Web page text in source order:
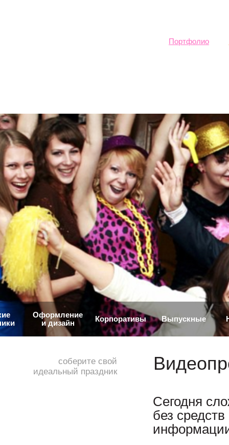
Портфолио
Оформление
и дизайн
Корпоративы Выпускные
соберите свой
идеальный праздник
Сегодня
без